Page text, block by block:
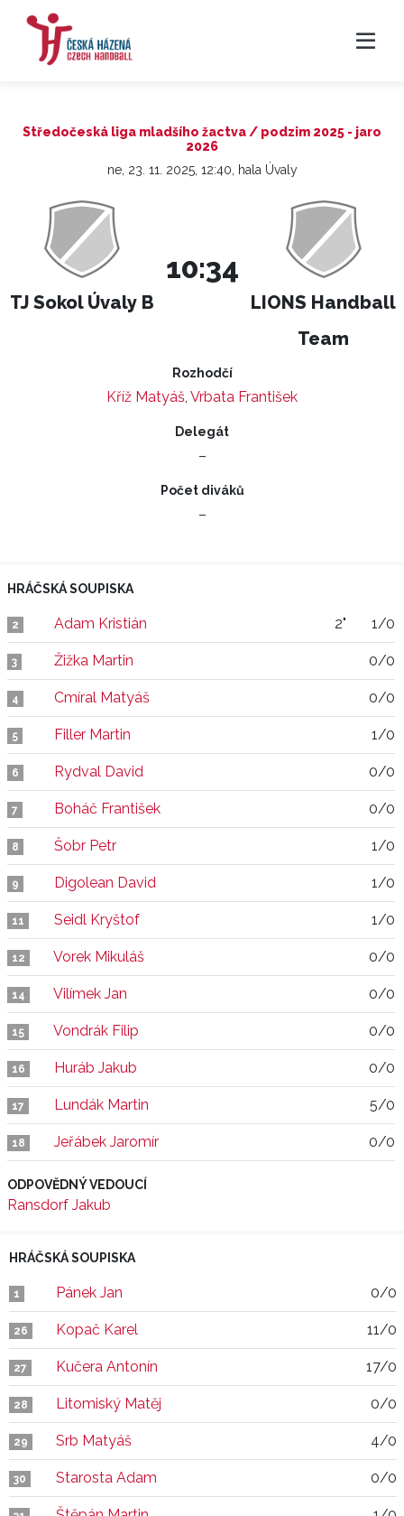
Středočeská liga mladšího žactva / podzim 2025 - jaro
2026
ne, 23. 11. 2025, 12:40, hala Úvaly
TJ Sokol Úvaly B
10:34
LIONS Handball
Team
Rozhodčí
Kříž Matyáš, Vrbata František
Delegát
–
Počet diváků
–
HRÁČSKÁ SOUPISKA
2 Adam Kristián 2" 1/0
3 Žižka Martin 0/0
4 Cmíral Matyáš 0/0
5 Filler Martin 1/0
6 Rydval David 0/0
7 Boháč František 0/0
8 Šobr Petr 1/0
9 Digolean David 1/0
11 Seidl Kryštof 1/0
12 Vorek Mikuláš 0/0
14 Vilímek Jan 0/0
15 Vondrák Filip 0/0
16 Huráb Jakub 0/0
17 Lundák Martin 5/0
18 Jeřábek Jaromír 0/0
ODPOVĚDNÝ VEDOUCÍ
Ransdorf Jakub
HRÁČSKÁ SOUPISKA
1 Pánek Jan 0/0
26 Kopač Karel 11/0
27 Kučera Antonín 17/0
28 Litomiský Matěj 0/0
29 Srb Matyáš 4/0
30 Starosta Adam 0/0